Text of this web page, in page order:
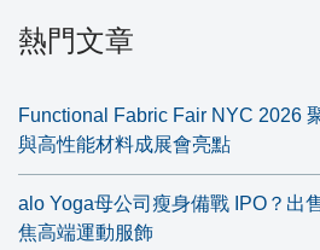
熱門文章
Functional Fabric Fair NYC 2026
與高性能材料成展會亮點
alo Yoga母公司瘦身備戰 IPO？出
焦高端運動服飾